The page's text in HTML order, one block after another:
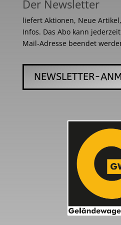
Der Newsletter
liefert Aktionen, Neue
Infos. Das Abo kann
Mail-Adresse beendet
NEWSLETTER-